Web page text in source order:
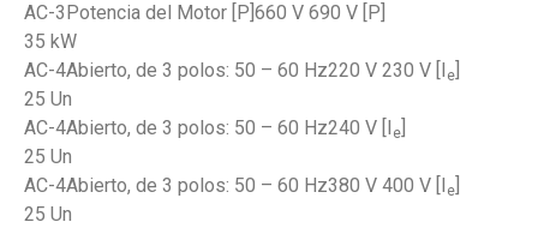
AC-3Potencia del Motor [P]660 V 690 V [P]
35 kW
AC-4Abierto, de 3 polos: 50 – 60 Hz220 V 230 V [I
e
25 Un
AC-4Abierto, de 3 polos: 50 – 60 Hz240 V [I
e
25 Un
AC-4Abierto, de 3 polos: 50 – 60 Hz380 V 400 V [I
e
25 Un